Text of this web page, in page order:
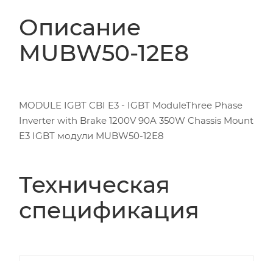
Описание
MUBW50-12E8
MODULE IGBT CBI E3 - IGBT ModuleThree Phase
Inverter with Brake 1200V 90A 350W Chassis Mount
E3 IGBT модули MUBW50-12E8
Техническая
спецификация